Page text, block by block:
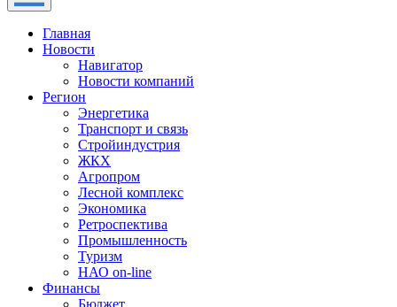
Главная
Новости
Навигатор
Новости компаний
Регион
Энергетика
Транспорт и связь
Стройиндустрия
ЖКХ
Агропром
Лесной комплекс
Экономика
Ретроспектива
Промышленность
Туризм
НАО on-line
Финансы
Бюджет